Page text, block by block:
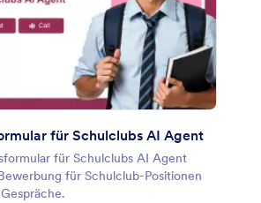
für Schulclubs AI Agent
für Schulclubs AI Agent
für Schulclub-Positionen